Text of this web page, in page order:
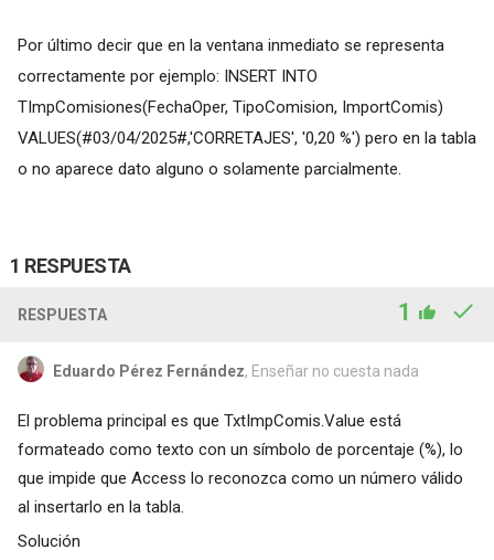
Por último decir que en la ventana inmediato se representa
correctamente por ejemplo: INSERT INTO
TImpComisiones(FechaOper, TipoComision, ImportComis)
VALUES(#03/04/2025#,'CORRETAJES', '0,20 %') pero en la tabla
o no aparece dato alguno o solamente parcialmente.
1 RESPUESTA
RESPUESTA 1
Eduardo Pérez Fernández, Enseñar no cuesta nada
El problema principal es que TxtImpComis.Value está
formateado como texto con un símbolo de porcentaje (%), lo
que impide que Access lo reconozca como un número válido
al insertarlo en la tabla.
Solución